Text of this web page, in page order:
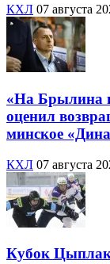
КХЛ 07 августа
«На Брылина
оценил
минское
КХЛ 07 августа
Кубок